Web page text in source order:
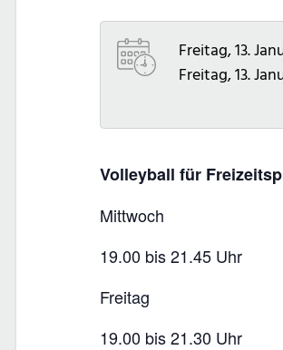
Freitag, 13.
Freitag, 13.
Volleyball für
Mittwoch
19.00 bis 21.45 Uhr
Freitag
19.00 bis 21.30 Uhr